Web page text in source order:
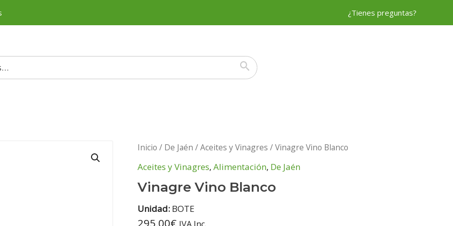
¿Tienes preguntas?
Inicio / De Jaén /Aceites y Vinagres / Vinagre Vino Blanco
Aceites y Vinagres, Alimentación, De Jaén
Vinagre Vino Blanco
Unidad: BOTE
295,00€